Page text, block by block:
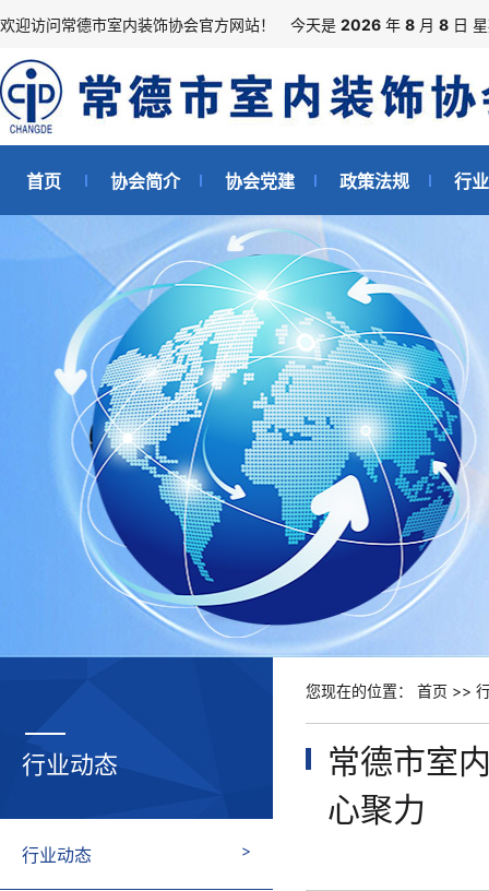
欢迎访问常德市室内装饰协会官方网站！ 今天是 2026 年 8 月 8 日
首页 协会简介 协会党建 政策法规 行
行业动态
行业动态
您现在的位置： 首页 >>
常德市室
心聚力